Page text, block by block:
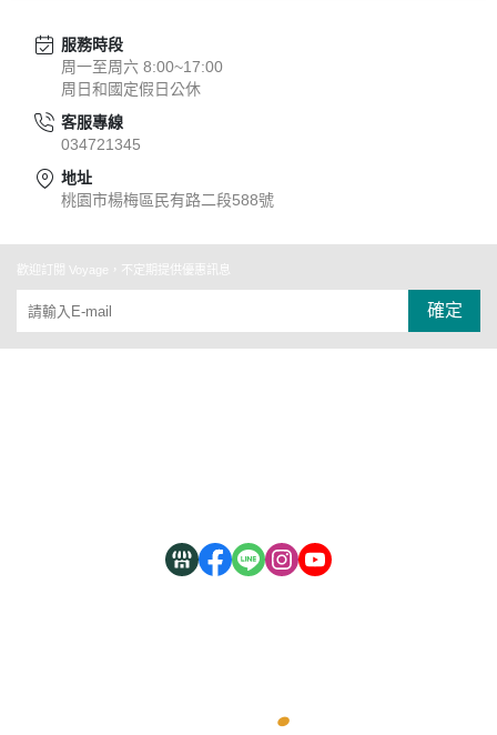
服務時段
周一至周六 8:00~17:00
周日和國定假日公休
客服專線
034721345
地址
桃園市楊梅區民有路二段588號
歡迎訂閱 Voyage，不定期提供優惠訊息
確定